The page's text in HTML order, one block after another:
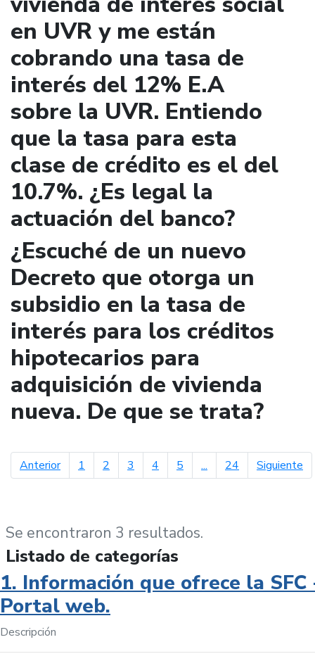
en UVR y me están
cobrando una tasa de
interés del 12% E.A
sobre la UVR. Entiendo
que la tasa para esta
clase de crédito es el del
10.7%. ¿Es legal la
actuación del banco?
¿Escuché de un nuevo
Decreto que otorga un
subsidio en la tasa de
interés para los créditos
hipotecarios para
adquisición de vivienda
nueva. De que se trata?
Anteriorpágina anterior
1 2 3 4 5 ... 24 Siguiente
Se encontraron 3 resultados.
Listado de categorías
1. Información que ofrece la SFC
Portal web.
Descripción